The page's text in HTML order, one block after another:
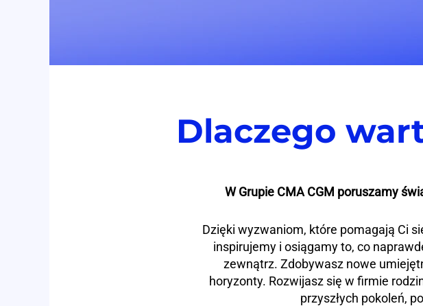
Dlaczego
W Grupie CMA CGM poruszamy
Dzięki wyzwaniom, które pomagają Ci
inspirujemy i osiągamy to, co
zewnątrz. Zdobywasz nowe
horyzonty. Rozwijasz się w firmie
przyszłych pokoleń,